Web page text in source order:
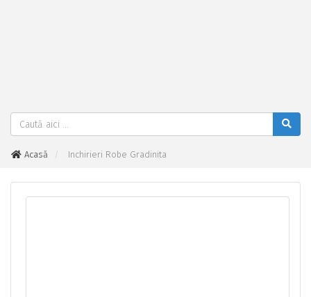
Acasă Inchirieri Robe Gradinita